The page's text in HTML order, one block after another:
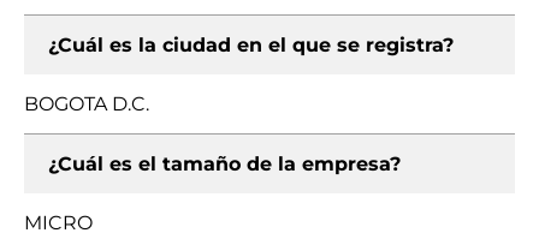
¿Cuál es la ciudad en el que se registra?
BOGOTA D.C.
¿Cuál es el tamaño de la empresa?
MICRO